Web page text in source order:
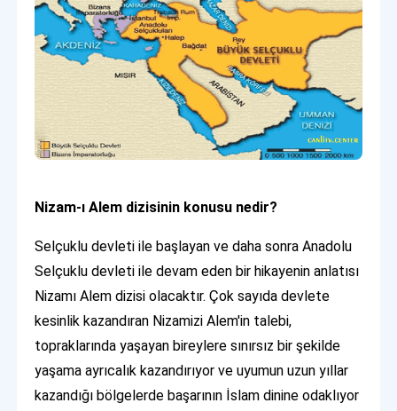
Nizam-ı Alem dizisinin konusu nedir?
Selçuklu devleti ile başlayan ve daha sonra Anadolu
Selçuklu devleti ile devam eden bir hikayenin anlatısı
Nizamı Alem dizisi olacaktır. Çok sayıda devlete
kesinlik kazandıran Nizamizi Alem'in talebi,
topraklarında yaşayan bireylere sınırsız bir şekilde
yaşama ayrıcalık kazandırıyor ve uyumun uzun yıllar
kazandığı bölgelerde başarının İslam dinine odaklıyor